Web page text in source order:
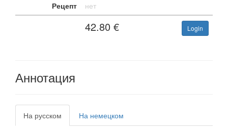
Рецепт
нет
42.80 € Login
Аннотация
На русском На немецком